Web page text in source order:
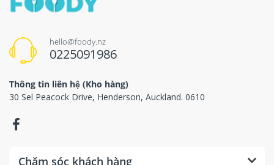
hello@foody.nz
0225091986
Thông tin liên hệ (Kho hàng)
30 Sel Peacock Drive, Henderson, Auckland. 0610
Chăm sóc khách hàng